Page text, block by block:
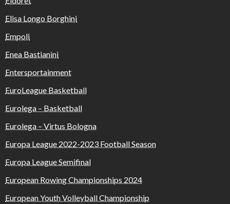
Elisa Longo Borghini
Empoli
Enea Bastianini
Entersportainment
EuroLeague Basketball
Eurolega – Basketball
Eurolega – Virtus Bologna
Europa League 2022-2023 Football Season
Europa League Semifinal
European Rowing Championships 2024
European Youth Volleyball Championship